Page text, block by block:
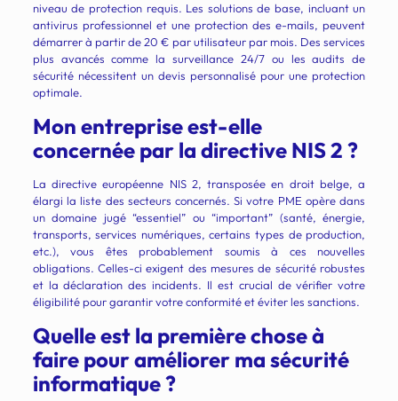
niveau de protection requis. Les solutions de base, incluant un
antivirus professionnel et une protection des e-mails, peuvent
démarrer à partir de 20 € par utilisateur par mois. Des services
plus avancés comme la surveillance 24/7 ou les audits de
sécurité nécessitent un devis personnalisé pour une protection
optimale.
Mon entreprise est-elle
concernée par la directive NIS 2 ?
La directive européenne NIS 2, transposée en droit belge, a
élargi la liste des secteurs concernés. Si votre PME opère dans
un domaine jugé “essentiel” ou “important” (santé, énergie,
transports, services numériques, certains types de production,
etc.), vous êtes probablement soumis à ces nouvelles
obligations. Celles-ci exigent des mesures de sécurité robustes
et la déclaration des incidents. Il est crucial de vérifier votre
éligibilité pour garantir votre conformité et éviter les sanctions.
Quelle est la première chose à
faire pour améliorer ma sécurité
informatique ?